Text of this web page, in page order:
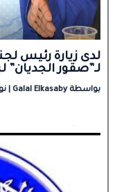
لدى زيارة رئيس
لـ”صقور الجديان”
بواسطة Galal Elkasaby